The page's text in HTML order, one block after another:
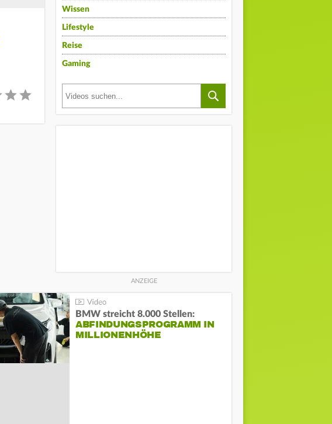
Wissen
Lifestyle
Reise
Gaming
BMW streicht 8.000 Stellen:
ABFINDUNGSPROGRAMM IN
MILLIONENHÖHE